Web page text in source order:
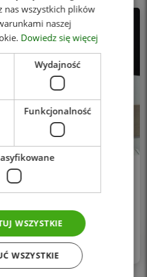
piersi – profilaktyka,
badania.
w profilaktyce i diagnostyce
bezbolesne i
jest dokładna
nas wszystkich plików
naszej
Dowiedz się więcej
Wydajność
Funkcjonalność
WSZYSTKIE
WSZYSTKIE